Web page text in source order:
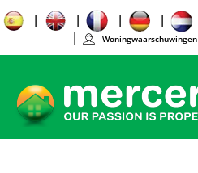
Woningwaarschuwingen